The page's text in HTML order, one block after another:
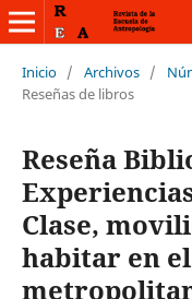
Inicio / Archivos /
Reseñas de libros
Reseña
Clase,
habitar en